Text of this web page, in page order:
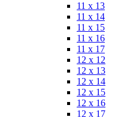
11 x 13
11 x 14
11 x 15
11 x 16
11 x 17
12 x 12
12 x 13
12 x 14
12 x 15
12 x 16
12 x 17